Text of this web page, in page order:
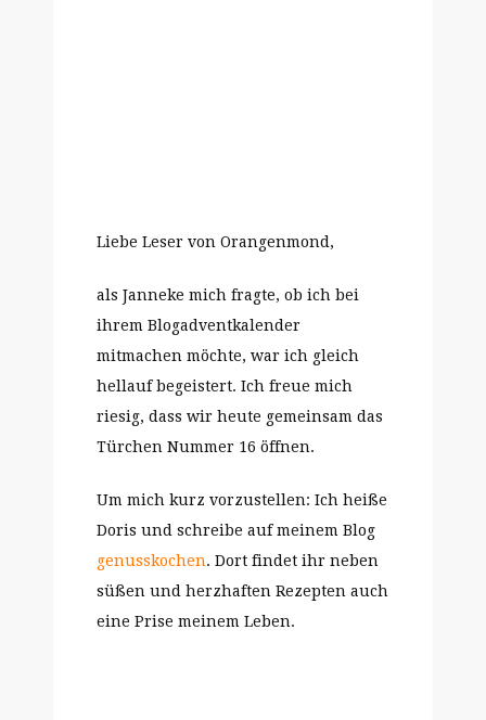
Liebe Leser von Orangenmond,
als Janneke mich fragte, ob ich bei
ihrem Blogadventkalender
mitmachen möchte, war ich gleich
hellauf begeistert. Ich freue mich
riesig, dass wir heute gemeinsam das
Türchen Nummer 16 öffnen.
Um mich kurz vorzustellen: Ich heiße
Doris und schreibe auf meinem Blog
genusskochen. Dort findet ihr neben
süßen und herzhaften Rezepten auch
eine Prise meinem Leben.